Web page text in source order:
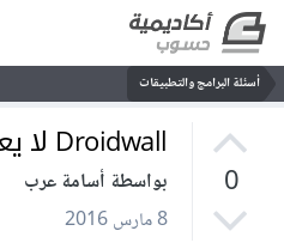
أسئلة البرامج والتطبيقات
0
Droidwall لا يعمل مع vpn ما الحل؟
بواسطة أسامة عرب
8 مارس 2016